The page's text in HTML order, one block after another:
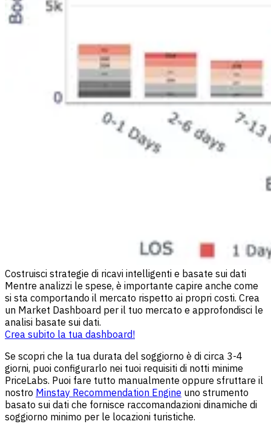
Costruisci strategie di ricavi intelligenti e basate sui dati
Mentre analizzi le spese, è importante capire anche come
si sta comportando il mercato rispetto ai propri costi. Crea
un Market Dashboard per il tuo mercato e approfondisci le
analisi basate sui dati.
Crea subito la tua dashboard!
Se scopri che la tua durata del soggiorno è di circa 3-4
giorni, puoi configurarlo nei tuoi requisiti di notti minime
PriceLabs. Puoi fare tutto manualmente oppure sfruttare il
nostro Minstay Recommendation Engine uno strumento
basato sui dati che fornisce raccomandazioni dinamiche di
soggiorno minimo per le locazioni turistiche.